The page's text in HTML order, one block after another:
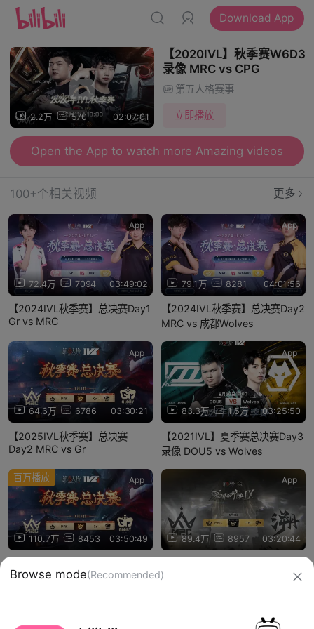
Download App
2.2万 570 02:07:01
【2020IVL】秋季赛W6D3
录像 MRC vs CPG
第五人格赛事
立即播放
Open the App to watch more Amazing videos
100+个相关视频 更多
72.4万 7094 03:49:02
App
【2024IVL秋季赛】总决赛Day1
Gr vs MRC
79.1万 8281 04:01:56
App
【2024IVL秋季赛】总决赛Day2
MRC vs 成都Wolves
64.6万 6786 03:30:21
App
【2025IVL秋季赛】总决赛
Day2 MRC vs Gr
83.3万 1.5万 03:25:50
App
【2021IVL】夏季赛总决赛Day3
录像 DOU5 vs Wolves
110.7万 8453 03:50:49
百万播放 App
Day4 MRC vs Gr
89.4万 8957 03:20:44
App
MRC vs TE
Browse mode(Recommended)